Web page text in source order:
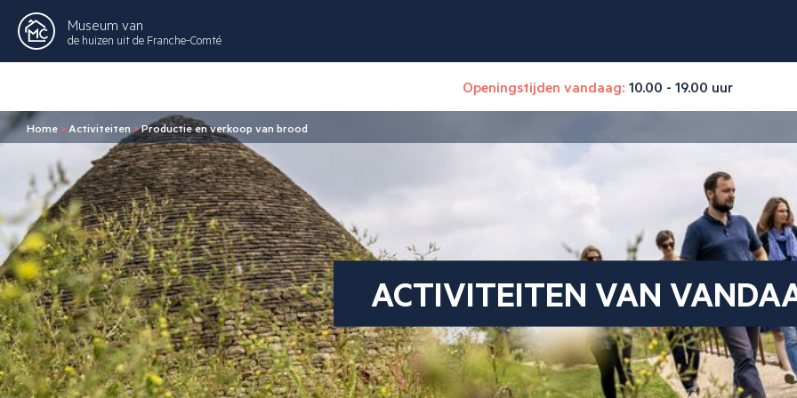
Museum van
de huizen uit de Franche-Comté
Openingstijden vandaag: 10.00 - 19.00 uur
Home > Activiteiten >Productie en verkoop van brood
ACTIVITEITEN VAN